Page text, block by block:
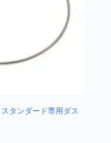
タンダード専用ダス